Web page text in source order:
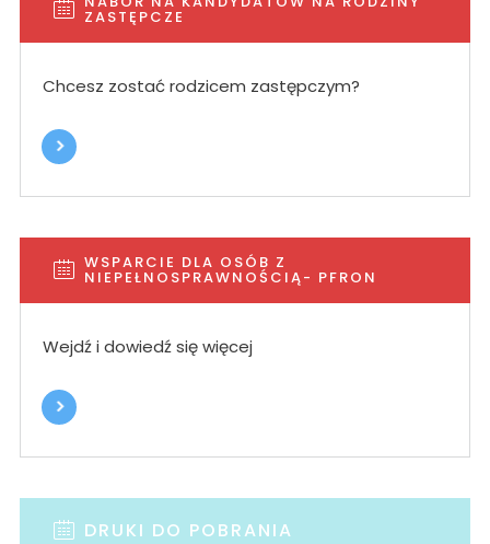
ZASTĘPCZE
Chcesz zostać rodzicem zastępczym?
WSPARCIE DLA OSÓB Z
NIEPEŁNOSPRAWNOŚCIĄ- PFRON
Wejdź i dowiedź się więcej
DRUKI DO POBRANIA